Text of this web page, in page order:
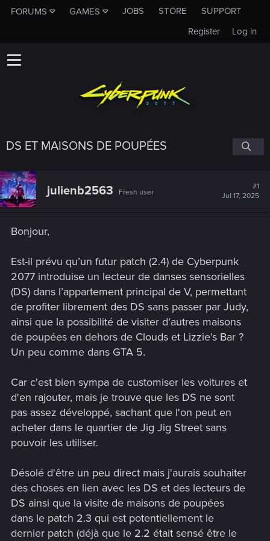
FORUMS GAMES JOBS STORE
SUPPORT
Log in
Register
DS ET MAISONS DE POUPÉES
julienb2563 Fresh user
#1
Jul 17, 2025
Bonjour,
Est-il prévu qu’un futur patch (2.4) de Cyberpunk
2077 introduise un lecteur de danses sensorielles
(DS) dans l’appartement principal de V, permettant
de profiter librement des DS sans passer par Judy,
ainsi que la possibilité de visiter d’autres maisons
de poupées en dehors de Clouds et Lizzie’s Bar ?
Un peu comme dans GTA 5.
Car c'est bien sympa de customiser les voitures et
d'en rajouter, mais je trouve que les DS ne sont
pas assez développé, sachant que l'on peut en
acheter dans le quartier de Jig Jig Street sans
pouvoir les utiliser.
Désolé d'être un peu direct mais j'aurais souhaiter
des choses en lien avec les DS et des lecteurs de
DS ainsi que la visite de maisons de poupées
dans le patch 2.3 qui est potentiellement le
dernier patch (déjà que le 2.2 était sensé être le